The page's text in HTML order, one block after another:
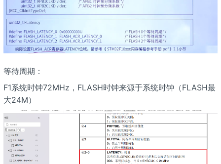
等待周期：
F1系统时钟72MHz，FLASH时钟来源于系统时钟（FLASH最
大24M）